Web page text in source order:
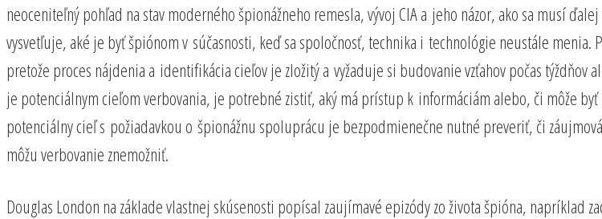
neoceniteľný pohľad na stav moderného špionážneho remesla, vývoj CIA a jeho názor, ako sa musí
vysvetľuje, aké je byť špiónom v súčasnosti, keď sa spoločnosť, technika i technológie neustále
pretože proces nájdenia a identifikácia cieľov je zložitý a vyžaduje si budovanie vzťahov počas
je potenciálnym cieľom verbovania, je potrebné zistiť, aký má prístup k informáciám alebo, či môže
potenciálny cieľ s požiadavkou o špionážnu spoluprácu je bezpodmienečne nutné preveriť, či
môžu verbovanie znemožniť.
Douglas London na základe vlastnej skúsenosti popísal zaujímavé epizódy zo života špióna, napríklad